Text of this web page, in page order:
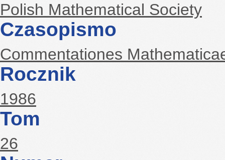
Polish Mathematical Society
Czasopismo
Commentationes
Rocznik
1986
Tom
26